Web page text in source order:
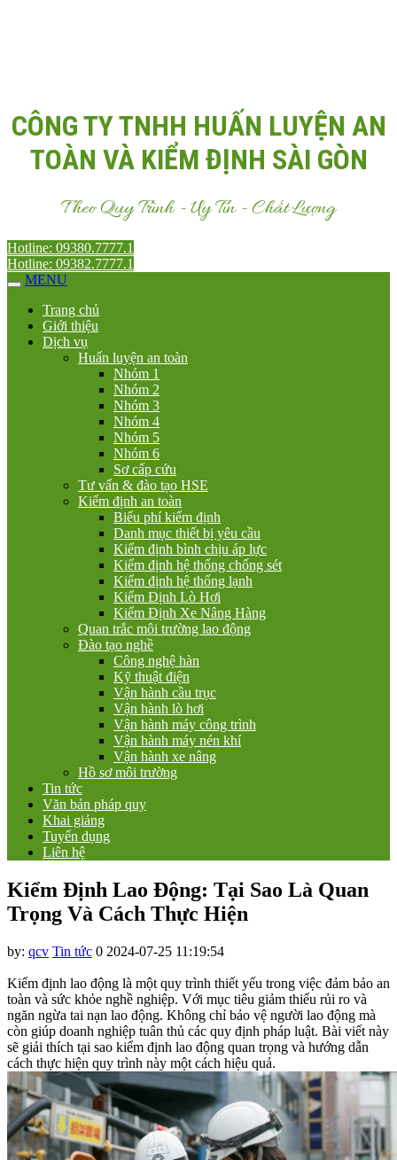
CÔNG TY TNHH HUẤN LUYỆN AN
TOÀN VÀ KIỂM ĐỊNH SÀI GÒN
Theo Quy Trình - Uy Tín - Chất Lượng
Hotline: 09380.7777.1
Hotline: 09382.7777.1
MENU
Trang chủ
Giới thiệu
Dịch vụ
Huấn luyện an toàn
Nhóm 1
Nhóm 2
Nhóm 3
Nhóm 4
Nhóm 5
Nhóm 6
Sơ cấp cứu
Tư vấn & đào tạo HSE
Kiểm định an toàn
Biểu phí kiểm định
Danh mục thiết bị yêu cầu
Kiểm định bình chịu áp lực
Kiểm định hệ thống chống sét
Kiểm định hệ thống lạnh
Kiểm Định Lò Hơi
Kiểm Định Xe Nâng Hàng
Quan trắc môi trường lao động
Đào tạo nghề
Công nghệ hàn
Kỹ thuật điện
Vận hành cầu trục
Vận hành lò hơi
Vận hành máy công trình
Vận hành máy nén khí
Vận hành xe nâng
Hồ sơ môi trường
Tin tức
Văn bản pháp quy
Khai giảng
Tuyển dụng
Liên hệ
Kiểm Định Lao Động: Tại Sao Là Quan
Trọng Và Cách Thực Hiện
by: qcv Tin tức 0 2024-07-25 11:19:54
Kiểm định lao động là một quy trình thiết yếu trong việc đảm bảo an
toàn và sức khỏe nghề nghiệp. Với mục tiêu giảm thiểu rủi ro và
ngăn ngừa tai nạn lao động. Không chỉ bảo vệ người lao động mà
còn giúp doanh nghiệp tuân thủ các quy định pháp luật. Bài viết này
sẽ giải thích tại sao kiểm định lao động quan trọng và hướng dẫn
cách thực hiện quy trình này một cách hiệu quả.